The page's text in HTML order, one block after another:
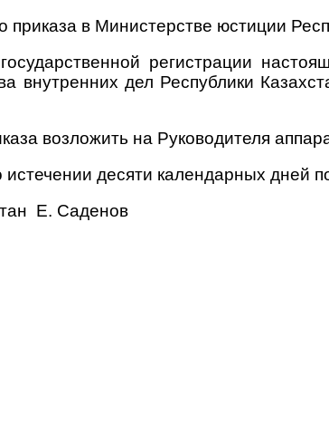
приказа в Министерстве юстиции
регистрации
внутренних дел Республики
возложить на Руководителя
десяти календарных дней
Е. Саденов